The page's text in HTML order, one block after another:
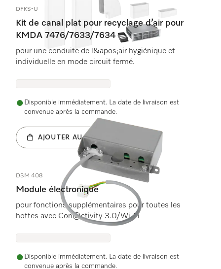
DFKS-U
Kit de canal plat pour recyclage d’air pour
KMDA 7476/7633/7634
pour une conduite de l&apos;air hygiénique et
individuelle en mode circuit fermé.
Disponible immédiatement. La date de livraison est
convenue après la commande.
AJOUTER AU PANIER
DSM 408
Module électronique
pour fonctions supplémentaires pour toutes les
hottes avec Con@ctivity 3.0/Wi-Fi
Disponible immédiatement. La date de livraison est
convenue après la commande.